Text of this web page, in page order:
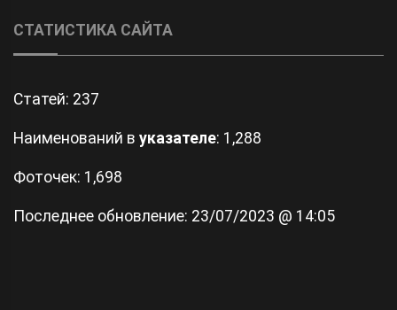
СТАТИСТИКА САЙТА
Статей: 237
Наименований в указателе: 1,288
Фоточек: 1,698
Последнее обновление: 23/07/2023 @ 14:05